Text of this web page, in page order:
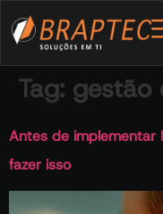
Tag: gestão
Antes de implementar
fazer isso